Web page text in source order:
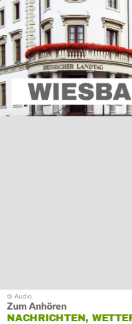
Zum Anhören
NACHRICHTEN,